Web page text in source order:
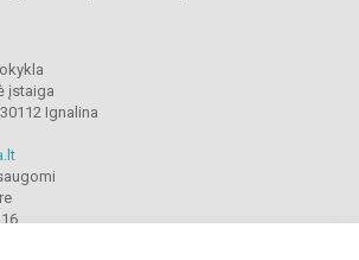
įstaiga
Ignalina